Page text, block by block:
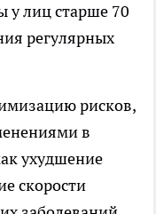
у лиц старше 70
регулярных
рисков,
в
ухудшение
скорости